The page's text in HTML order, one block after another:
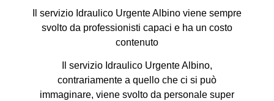
Il servizio Idraulico Urgente Albino viene sempre
svolto da professionisti capaci e ha un costo
contenuto
Il servizio Idraulico Urgente Albino,
contrariamente a quello che ci si può
immaginare, viene svolto da personale super